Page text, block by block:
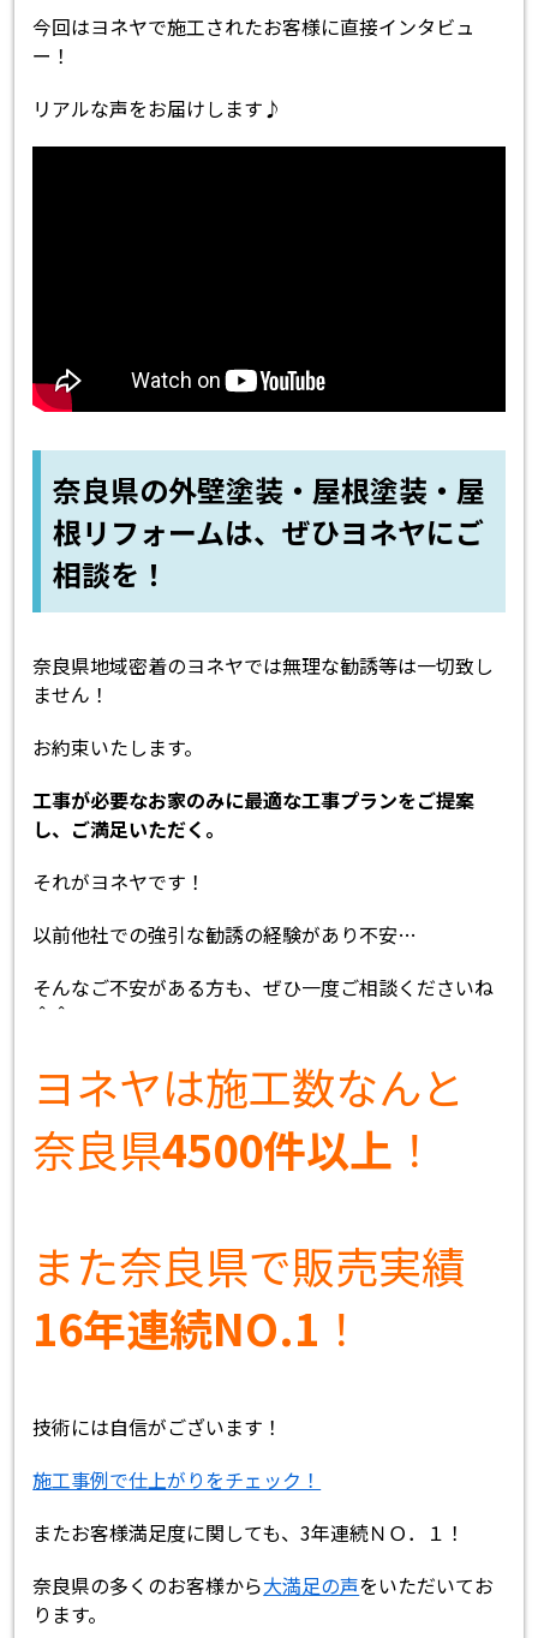
工場倉庫修繕 アパート・マンション修繕
今回はヨネヤで施工されたお客様に直接インタビュ
ー！
リアルな声をお届けします♪
奈良県の外壁塗装・屋根塗装・屋
根リフォームは、ぜひヨネヤにご
相談を！
奈良県地域密着のヨネヤでは無理な勧誘等は一切致し
ません！
お約束いたします。
工事が必要なお家のみに最適な工事プランをご提案
し、ご満足いただく。
それがヨネヤです！
以前他社での強引な勧誘の経験があり不安…
そんなご不安がある方も、ぜひ一度ご相談くださいね
＾＾
ヨネヤは施工数なんと
奈良県4500件以上 ！
また奈良県で販売実績
16年連続NO.1 ！
技術には自信がございます！
施工事例で仕上がりをチェック！
またお客様満足度に関しても、3年連続ＮＯ．１！
奈良県の多くのお客様から大満足の声をいただいてお
ります。